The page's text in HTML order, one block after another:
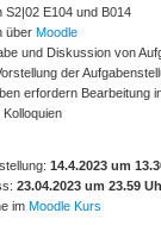
S2|02 E104 und B014
über Moodle
und Diskussion von
der
erfordern Bearbeitung
14.4.2023 um
23.04.2023 um 23.59
im Moodle Kurs